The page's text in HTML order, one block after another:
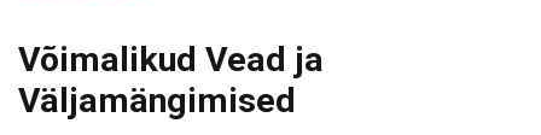
Võimalikud Vead ja
Väljamängimised